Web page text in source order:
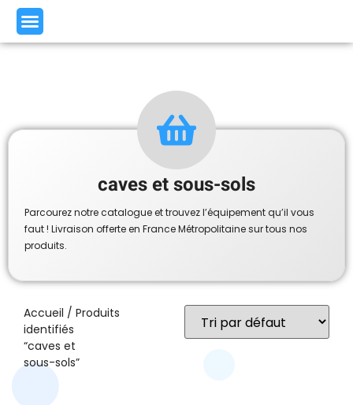
caves et sous-sols
Parcourez notre catalogue et trouvez l’équipement qu’il vous
faut ! Livraison offerte en France Métropolitaine sur tous nos
produits.
Accueil / Produits
identifiés
“caves et
sous-sols”